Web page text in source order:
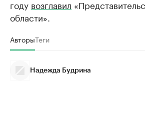
году возглавил
области».
АвторыТеги
Надежда Будрина